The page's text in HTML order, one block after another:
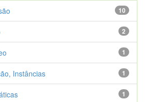
10
2
1
1
Instâncias
1